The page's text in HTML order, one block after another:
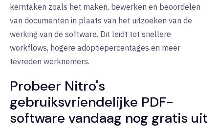
kerntaken zoals het maken, bewerken en beoordelen
van documenten in plaats van het uitzoeken van de
werking van de software. Dit leidt tot snellere
workflows, hogere adoptiepercentages en meer
tevreden werknemers.
Probeer Nitro's
gebruiksvriendelijke PDF-
software vandaag nog gratis uit